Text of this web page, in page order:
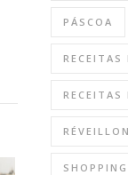
PÁSCOA
RECEITAS
RECEITAS
RÉVEILLON